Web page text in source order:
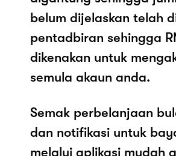
belum dijelaskan telah
pentadbiran sehingga
dikenakan untuk
semula akaun anda.
Semak perbelanjaan
dan notifikasi untuk
melalui aplikasi mudah